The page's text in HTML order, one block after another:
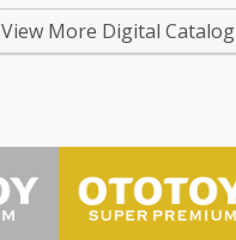
View More Digital Catalog